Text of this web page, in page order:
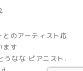
のアーティスト応
ます
うなな ピアニスト .